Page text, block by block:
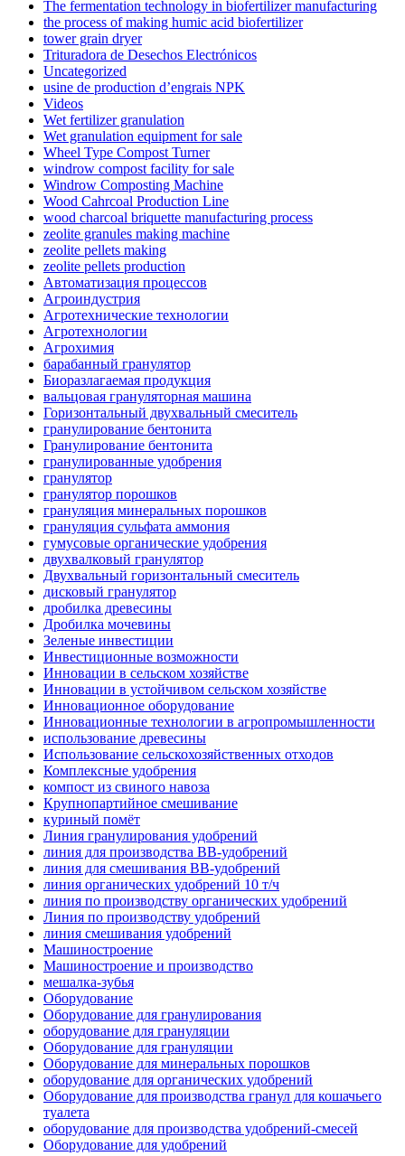
The fermentation technology in biofertilizer manufacturing
the process of making humic acid biofertilizer
tower grain dryer
Trituradora de Desechos Electrónicos
Uncategorized
usine de production d’engrais NPK
Videos
Wet fertilizer granulation
Wet granulation equipment for sale
Wheel Type Compost Turner
windrow compost facility for sale
Windrow Composting Machine
Wood Cahrcoal Production Line
wood charcoal briquette manufacturing process
zeolite granules making machine
zeolite pellets making
zeolite pellets production
Автоматизация процессов
Агроиндустрия
Агротехнические технологии
Агротехнологии
Агрохимия
барабанный гранулятор
Биоразлагаемая продукция
вальцовая грануляторная машина
Горизонтальный двухвальный смеситель
гранулирование бентонита
Гранулирование бентонита
гранулированные удобрения
гранулятор
гранулятор порошков
грануляция минеральных порошков
грануляция сульфата аммония
гумусовые органические удобрения
двухвалковый гранулятор
Двухвальный горизонтальный смеситель
дисковый гранулятор
дробилка древесины
Дробилка мочевины
Зеленые инвестиции
Инвестиционные возможности
Инновации в сельском хозяйстве
Инновации в устойчивом сельском хозяйстве
Инновационное оборудование
Инновационные технологии в агропромышленности
использование древесины
Использование сельскохозяйственных отходов
Комплексные удобрения
компост из свиного навоза
Крупнопартийное смешивание
куриный помёт
Линия гранулирования удобрений
линия для производства BB-удобрений
линия для смешивания BB-удобрений
линия органических удобрений 10 т/ч
линия по производству органических удобрений
Линия по производству удобрений
линия смешивания удобрений
Машиностроение
Машиностроение и производство
мешалка-зубья
Оборудование
Оборудование для гранулирования
оборудование для грануляции
Оборудование для грануляции
Оборудование для минеральных порошков
оборудование для органических удобрений
Оборудование для производства гранул для кошачьего
туалета
оборудование для производства удобрений-смесей
Оборудование для удобрений